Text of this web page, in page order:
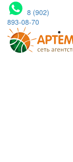
8 (902)
893-08-70